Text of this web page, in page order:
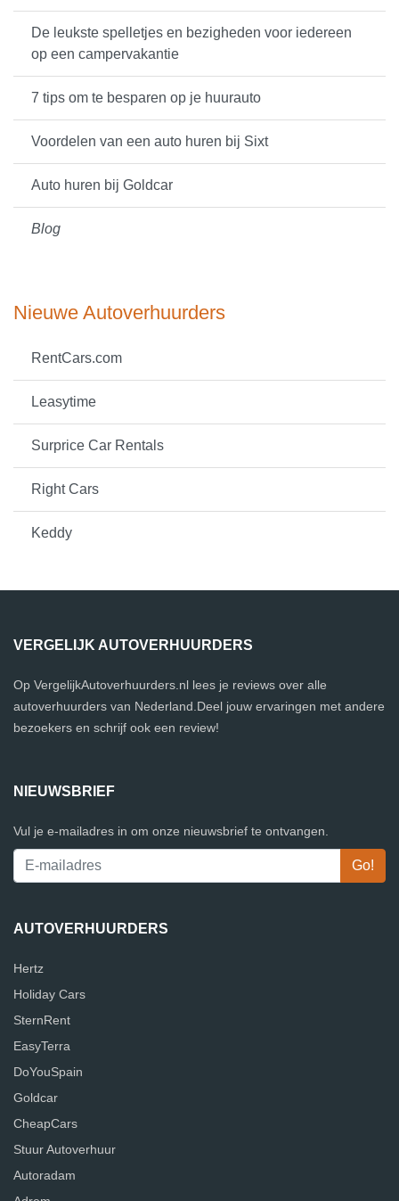
De leukste spelletjes en bezigheden voor iedereen
op een campervakantie
7 tips om te besparen op je huurauto
Voordelen van een auto huren bij Sixt
Auto huren bij Goldcar
Blog
Nieuwe Autoverhuurders
RentCars.com
Leasytime
Surprice Car Rentals
Right Cars
Keddy
VERGELIJK AUTOVERHUURDERS
Op VergelijkAutoverhuurders.nl lees je reviews over alle
autoverhuurders van Nederland.Deel jouw ervaringen met andere
bezoekers en schrijf ook een review!
NIEUWSBRIEF
Vul je e-mailadres in om onze nieuwsbrief te ontvangen.
AUTOVERHUURDERS
Hertz
Holiday Cars
SternRent
EasyTerra
DoYouSpain
Goldcar
CheapCars
Stuur Autoverhuur
Autoradam